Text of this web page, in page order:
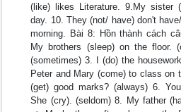
(like) likes Literature. 9.My sister
day. 10. They (not/ have) don't
morning. Bài 8: Hồn thành cách
My brothers (sleep) on the floor.
(sometimes) 3. I (do) the
Peter and Mary (come) to class on
(get) good marks? (always) 6.
She (cry). (seldom) 8. My father